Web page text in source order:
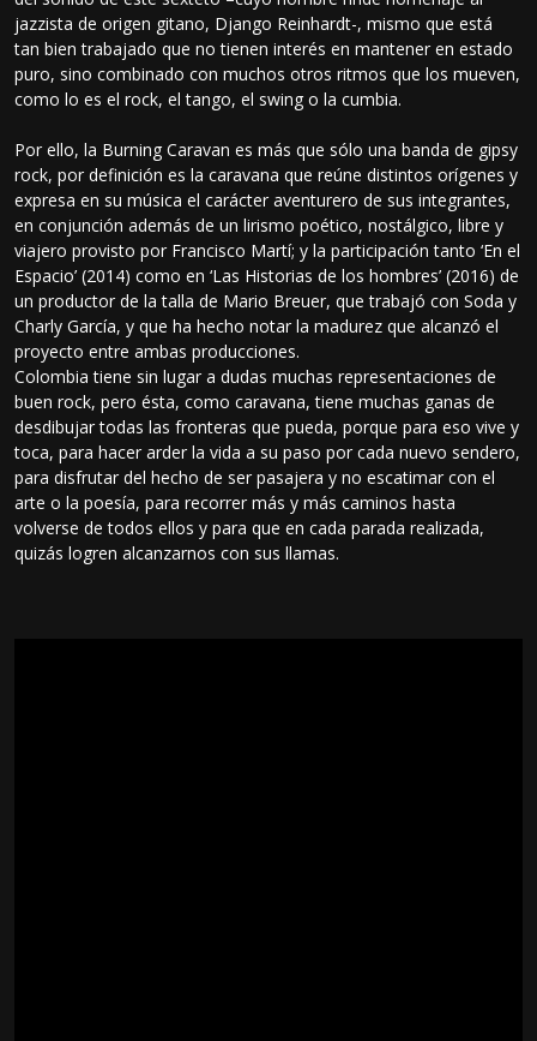
jazzista de origen gitano, Django Reinhardt-, mismo que está
tan bien trabajado que no tienen interés en mantener en estado
puro, sino combinado con muchos otros ritmos que los mueven,
como lo es el rock, el tango, el swing o la cumbia.
Por ello, la Burning Caravan es más que sólo una banda de gipsy
rock, por definición es la caravana que reúne distintos orígenes y
expresa en su música el carácter aventurero de sus integrantes,
en conjunción además de un lirismo poético, nostálgico, libre y
viajero provisto por Francisco Martí; y la participación tanto ‘En el
Espacio’ (2014) como en ‘Las Historias de los hombres’ (2016) de
un productor de la talla de Mario Breuer, que trabajó con Soda y
Charly García, y que ha hecho notar la madurez que alcanzó el
proyecto entre ambas producciones.
Colombia tiene sin lugar a dudas muchas representaciones de
buen rock, pero ésta, como caravana, tiene muchas ganas de
desdibujar todas las fronteras que pueda, porque para eso vive y
toca, para hacer arder la vida a su paso por cada nuevo sendero,
para disfrutar del hecho de ser pasajera y no escatimar con el
arte o la poesía, para recorrer más y más caminos hasta
volverse de todos ellos y para que en cada parada realizada,
quizás logren alcanzarnos con sus llamas.